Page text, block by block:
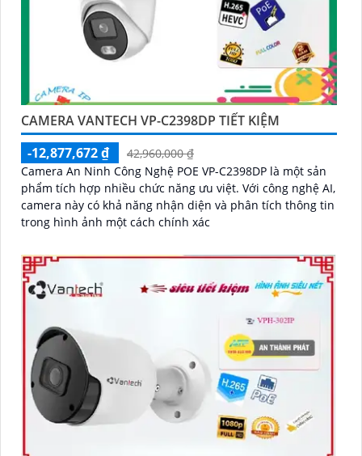
CAMERA VANTECH VP-C2398DP TIẾT KIỆM
-12,877,672 ₫
42,960,000 ₫
Camera An Ninh Công Nghệ POE VP-C2398DP là một sản
phẩm tích hợp nhiều chức năng ưu việt. Với công nghệ AI,
camera này có khả năng nhận diện và phân tích thông tin
trong hình ảnh một cách chính xác